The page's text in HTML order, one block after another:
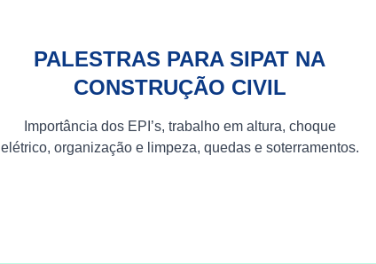
PALESTRAS PARA SIPAT NA
CONSTRUÇÃO CIVIL
Importância dos EPI’s, trabalho em altura, choque
elétrico, organização e limpeza, quedas e soterramentos.